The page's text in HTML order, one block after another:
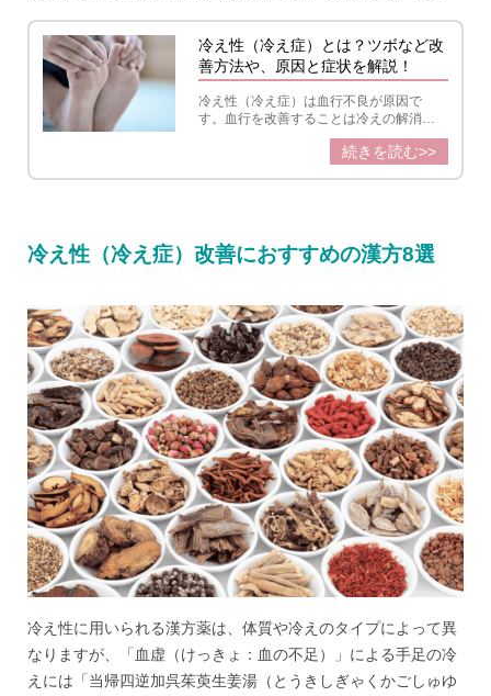
冷え性（冷え症）とは？ツボなど改
善方法や、原因と症状を解説！
冷え性（冷え症）は血行不良が原因で
す。血行を改善することは冷えの解消に
役立つだけでなく、冷えに関連するさま
ざまな症状の緩和につながります。今す
続きを読む>>
冷え性（冷え症）改善におすすめの漢方8選
冷え性に用いられる漢方薬は、体質や冷えのタイプによって異
なりますが、「血虚（けっきょ：血の不足）」による手足の冷
えには「当帰四逆加呉茱萸生姜湯（とうきしぎゃくかごしゅゆ